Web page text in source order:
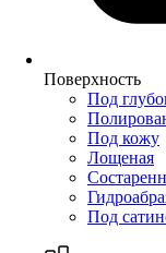
Поверхность
Под
Под кожу
Лощеная
Под